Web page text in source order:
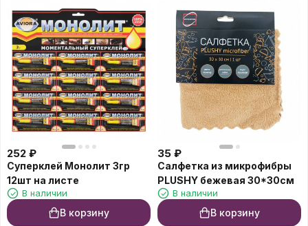
252 ₽
Суперклей Монолит 3гр
12шт на листе
В наличии
В корзину
35 ₽
Салфетка из микрофибры
PLUSHY бежевая 30*30см
В наличии
В корзину